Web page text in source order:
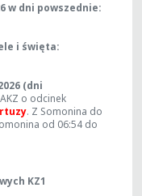
w dni powszednie:
i święta:
(dni
o odcinek
. Z Somonina do
od 06:54 do
KZ1